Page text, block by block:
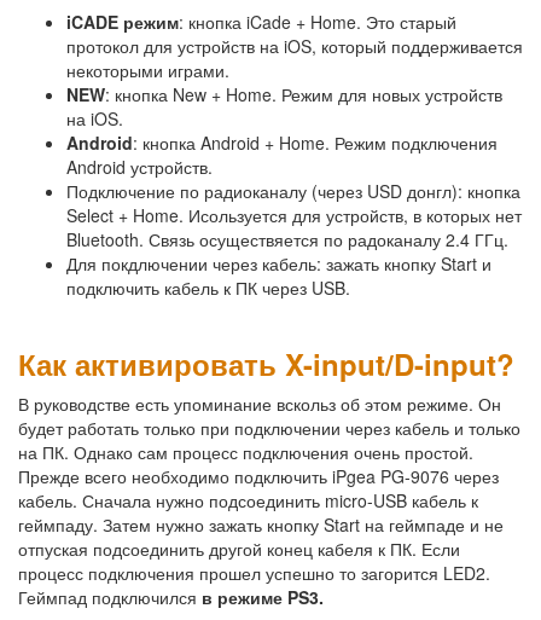
iCADE режим: кнопка iCade + Home. Это старый
протокол для устройств на iOS, который поддерживается
некоторыми играми.
NEW: кнопка New + Home. Режим для новых устройств
на iOS.
Android: кнопка Android + Home. Режим подключения
Android устройств.
Подключение по радиоканалу (через USD донгл): кнопка
Select + Home. Исользуется для устройств, в которых нет
Bluetooth. Связь осуществяется по радоканалу 2.4 ГГц.
Для покдлючении через кабель: зажать кнопку Start и
подключить кабель к ПК через USB.
Как активировать X-input/D-input?
В руководстве есть упоминание вскольз об этом режиме. Он
будет работать только при подключении через кабель и только
на ПК. Однако сам процесс подключения очень простой.
Прежде всего необходимо подключить iPgea PG-9076 через
кабель. Сначала нужно подсоединить micro-USB кабель к
геймпаду. Затем нужно зажать кнопку Start на геймпаде и не
отпуская подсоединить другой конец кабеля к ПК. Если
процесс подключения прошел успешно то загорится LED2.
Геймпад подключился в режиме PS3.